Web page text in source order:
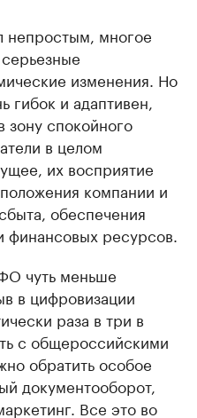
непростым, многое
изменения. Но
гибок и адаптивен,
спокойного
в целом
их восприятие
компании и
обеспечения
финансовых ресурсов.
чуть меньше
в цифровизации
раза в три в
с общероссийскими
обратить особое
документооборот,
Все это во